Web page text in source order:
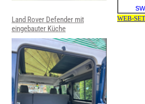
Land Rover Defender mit
eingebauter Küche